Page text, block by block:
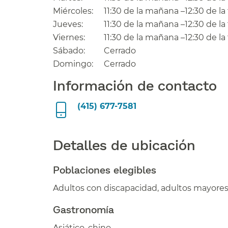
Miércoles:​​
11:30 de la mañana –12:30 de
Jueves:​​
11:30 de la mañana –12:30 de
Viernes:​​
11:30 de la mañana –12:30 de
Sábado:​​
Cerrado​​
Domingo:​​
Cerrado​​
Información de contacto​​
(415) 677-7581
Detalles de ubicación​​
Poblaciones elegibles​​
Adultos con discapacidad, adultos mayores​​
Gastronomía​​